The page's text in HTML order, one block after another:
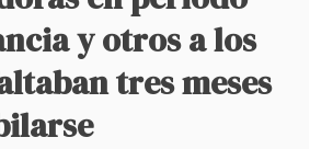
y otros a los
tres meses